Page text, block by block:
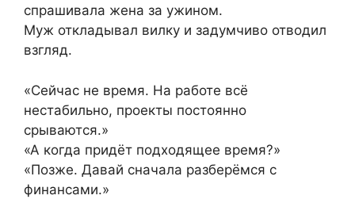
спрашивала жена за ужином.
Муж откладывал вилку и задумчиво отводил
взгляд.
«Сейчас не время. На работе всё
нестабильно, проекты постоянно
срываются.»
«А когда придёт подходящее время?»
«Позже. Давай сначала разберёмся с
финансами.»